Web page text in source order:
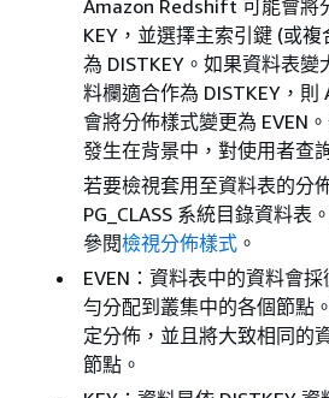
Amazon Redshift 可能會將
KEY，並選擇主索引鍵 (或
為 DISTKEY。如果資料表
料欄適合作為 DISTKEY，
會將分佈樣式變更為 EVEN
發生在背景中，對使用者查
若要檢視套用至資料表的分
PG_CLASS 系統目錄資料表
參閱檢視分佈樣式。
EVEN：資料表中的資料會
勻分配到叢集中的各個節點
定分佈，並且將大致相同的
節點。